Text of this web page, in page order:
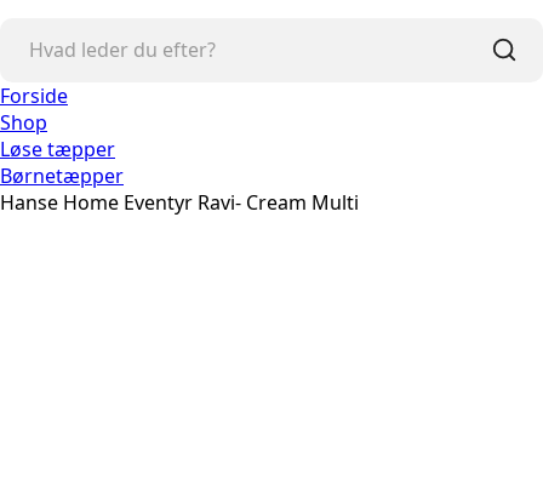
Forside
Shop
Løse tæpper
Børnetæpper
Hanse Home Eventyr Ravi- Cream Multi